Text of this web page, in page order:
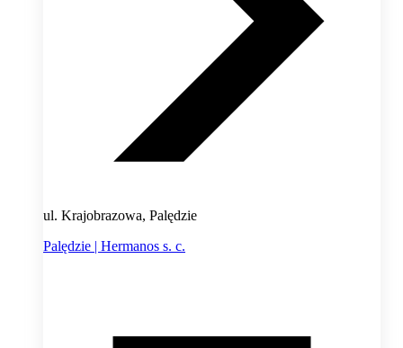
ul. Krajobrazowa, Palędzie
Palędzie | Hermanos s. c.